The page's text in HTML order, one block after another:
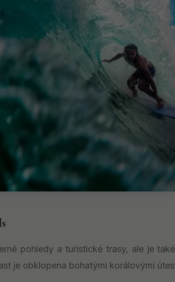
pohledy a turistické trasy, ale je
je obklopena bohatými korálovými